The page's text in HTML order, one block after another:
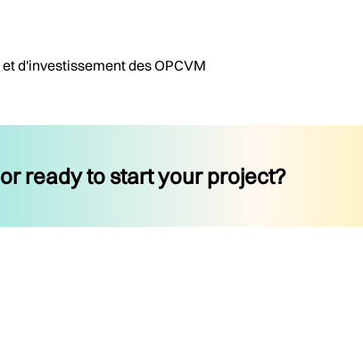
d'investissement des OPCVM
ready to start your project?